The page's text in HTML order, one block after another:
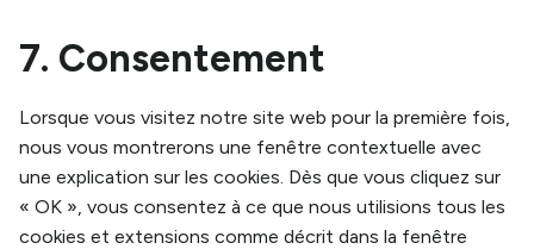
7. Consentement
Lorsque vous visitez notre site web pour la première fois,
nous vous montrerons une fenêtre contextuelle avec
une explication sur les cookies. Dès que vous cliquez sur
« OK », vous consentez à ce que nous utilisions tous les
cookies et extensions comme décrit dans la fenêtre